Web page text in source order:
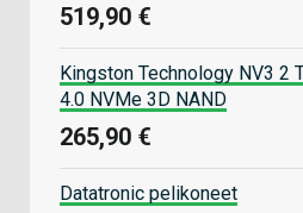
519,90 €
Kingston Technology NV3 2
4.0 NVMe 3D NAND
265,90 €
Datatronic pelikoneet